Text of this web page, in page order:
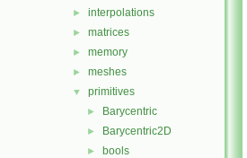
► interpolations
► matrices
► memory
► meshes
▼ primitives
► Barycentric
► Barycentric2D
► bools